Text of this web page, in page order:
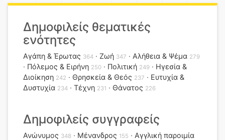
Δημοφιλείς θεματικές
ενότητες
Αγάπη & Έρωτας 364 Ζωή 347 Αλήθεια & Ψέμα 279
Πόλεμος & Ειρήνη 250 Πολιτική 249
Ηγεσία &
Διοίκηση 242 Θρησκεία & Θεός 237
Ευτυχία &
Δυστυχία 234 Τέχνη 231 Θάνατος 226
Δημοφιλείς συγγραφείς
Ανώνυμος 348 Μένανδρος 155 Αγγλική παροιμία